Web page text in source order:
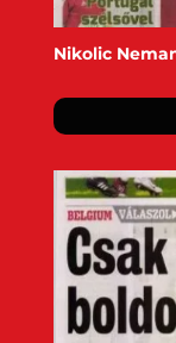
Nikolic